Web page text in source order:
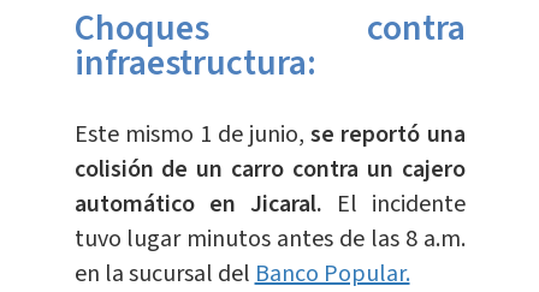
Choques contra
infraestructura:
Este mismo 1 de junio,se reportó una
colisión de un carro contra un cajero
automático en Jicaral. El incidente
tuvo lugar minutos antes de las 8 a.m.
en la sucursal delBanco Popular.